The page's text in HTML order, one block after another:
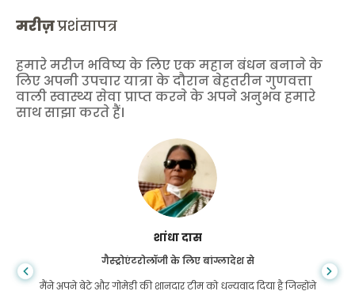
मरीज़प्रशंसापत्र
हमारे मरीज भविष्य के लिए एक महान बंधन बनाने के
लिए अपनी उपचार यात्रा के दौरान बेहतरीन गुणवत्ता
वाली स्वास्थ्य सेवा प्राप्त करने के अपने अनुभव हमारे
साथ साझा करते हैं।
शांधा दास
गैस्ट्रोएंटरोलॉजी के लिए बांग्लादेश से
मैंने अपने बेटे और गोमेडी की शानदार टीम को धन्यवाद दिया है जिन्होंने